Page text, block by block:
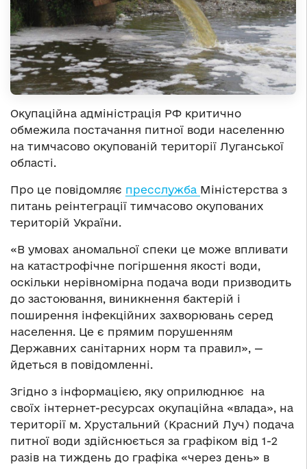
Окупаційна адміністрація РФ критично
обмежила постачання питної води населенню
на тимчасово окупованій території Луганської
області.
Про це повідомляє пресслужба Міністерства з
питань реінтеграції тимчасово окупованих
територій України.
«В умовах аномальної спеки це може впливати
на катастрофічне погіршення якості води,
оскільки нерівномірна подача води призводить
до застоювання, виникнення бактерій і
поширення інфекційних захворювань серед
населення. Це є прямим порушенням
Державних санітарних норм та правил», —
йдеться в повідомленні.
Згідно з інформацією, яку оприлюднює на
своїх інтернет-ресурсах окупаційна «влада», на
території м. Хрустальний (Красний Луч) подача
питної води здійснюється за графіком від 1-2
разів на тиждень до графіка «через день» в